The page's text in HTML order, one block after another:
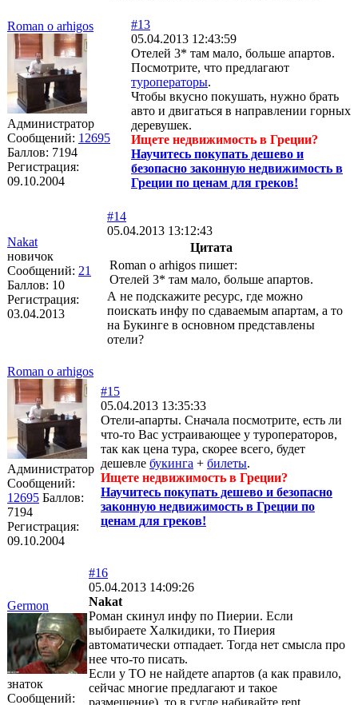
Roman o arhigos
Администратор
Сообщений: 12695
Баллов: 7194
Регистрация:
09.10.2004
#13
05.04.2013 12:43:59
Отелей 3* там мало, больше апартов.
Посмотрите, что предлагают
туроператоры.
Чтобы вкусно покушать, нужно брать
авто и двигаться в направлении горных
деревушек.
Ищете недвижимость в Греции?
Научитесь покупать дешево и
безопасно законную недвижимость в
Греции по ценам для греков!
Nakat
новичок
Сообщений: 21
Баллов: 10
Регистрация:
03.04.2013
#14
05.04.2013 13:12:43
Цитата
Roman o arhigos пишет:
Отелей 3* там мало, больше апартов.
А не подскажите ресурс, где можно
поискать инфу по сдаваемым апартам, а то
на Букинге в основном представлены
отели?
Roman o arhigos
Администратор
Сообщений:
12695 Баллов:
7194
Регистрация:
09.10.2004
#15
05.04.2013 13:35:33
Отели-апарты. Сначала посмотрите, есть ли
что-то Вас устраивающее у туроператоров,
так как цена тура, скорее всего, будет
дешевле букинга + билеты.
Ищете недвижимость в Греции?
Научитесь покупать дешево и безопасно
законную недвижимость в Греции по
ценам для греков!
Germon
знаток
Сообщений:
#16
05.04.2013 14:09:26
Nakat
Роман скинул инфу по Пиерии. Если
выбираете Халкидики, то Пиерия
автоматически отпадает. Тогда нет смысла про
нее что-то писать.
Если у ТО не найдете апартов (а как правило,
сейчас многие предлагают и такое
размещение), то в гугле набивайте rent